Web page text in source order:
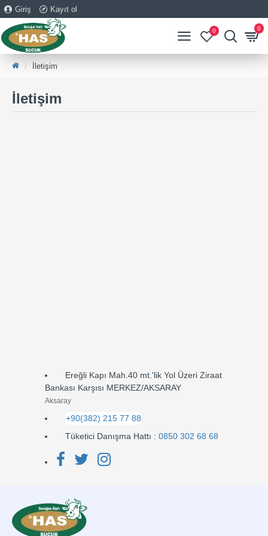
Giriş Kayıt ol
0 0
İletişim
İletişim
Ereğli Kapı Mah.40 mt.'lik Yol Üzeri Ziraat
Bankası Karşısı MERKEZ/AKSARAY
Aksaray
+90(382) 215 77 88
Tüketici Danışma Hattı : 0850 302 68 68